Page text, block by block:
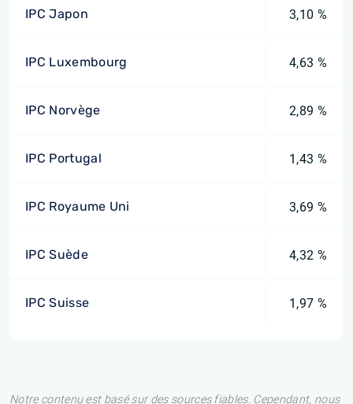
IPC Japon 3,10 %
IPC Luxembourg 4,63 %
IPC Norvège 2,89 %
IPC Portugal 1,43 %
IPC Royaume Uni 3,69 %
IPC Suède 4,32 %
IPC Suisse 1,97 %
Notre contenu est basé sur des sources fiables. Cependant, nous